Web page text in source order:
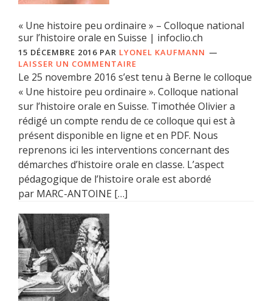
« Une histoire peu ordinaire » – Colloque national
sur l’histoire orale en Suisse | infoclio.ch
15 DÉCEMBRE 2016 PAR LYONEL KAUFMANN
LAISSER UN COMMENTAIRE
Le 25 novembre 2016 s’est tenu à Berne le colloque
« Une histoire peu ordinaire ». Colloque national
sur l’histoire orale en Suisse. Timothée Olivier a
rédigé un compte rendu de ce colloque qui est à
présent disponible en ligne et en PDF. Nous
reprenons ici les interventions concernant des
démarches d’histoire orale en classe. L’aspect
pédagogique de l’histoire orale est abordé
par MARC-ANTOINE […]